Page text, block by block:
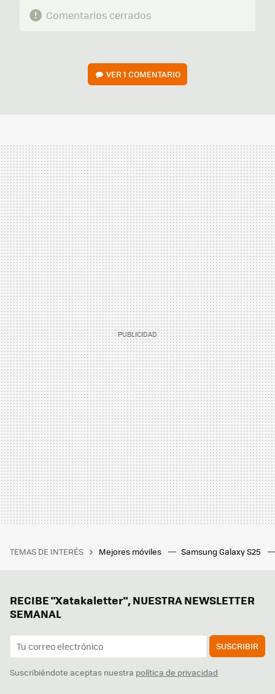
Comentarios cerrados
VER1 COMENTARIO
TEMAS DE INTERÉS Mejores móviles Samsung Galaxy S25
RECIBE "Xatakaletter", NUESTRA NEWSLETTER
SEMANAL
SUSCRIBIR
Suscribiéndote aceptas nuestra política de privacidad